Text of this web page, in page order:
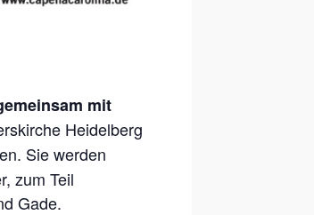
mit
Heidelberg
Sie werden
zum Teil
Gade.